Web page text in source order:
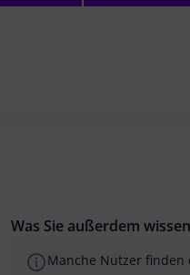
Was Sie außerdem
Manche Nutzer